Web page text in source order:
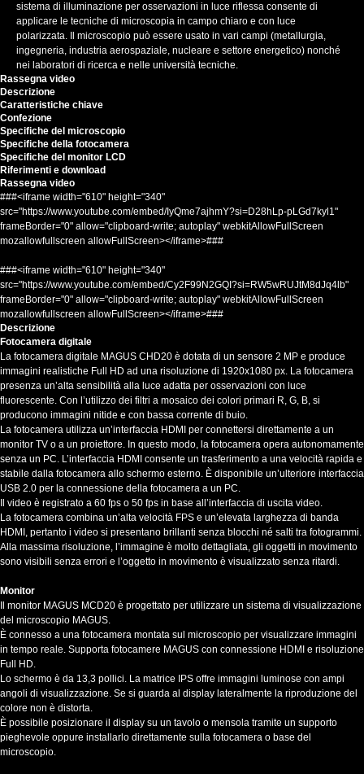
sistema di illuminazione per osservazioni in luce riflessa consente di
applicare le tecniche di microscopia in campo chiaro e con luce
polarizzata. Il microscopio può essere usato in vari campi (metallurgia,
ingegneria, industria aerospaziale, nucleare e settore energetico) nonché
nei laboratori di ricerca e nelle università tecniche.
Rassegna video
Descrizione
Caratteristiche chiave
Confezione
Specifiche del microscopio
Specifiche della fotocamera
Specifiche del monitor LCD
Riferimenti e download
Rassegna video
###<iframe width="610" height="340"
src="https://www.youtube.com/embed/IyQme7ajhmY?si=D28hLp-pLGd7kyl1"
frameBorder="0" allow="clipboard-write; autoplay" webkitAllowFullScreen
mozallowfullscreen allowFullScreen></iframe>###
###<iframe width="610" height="340"
src="https://www.youtube.com/embed/Cy2F99N2GQI?si=RW5wRUJtM8dJq4lb"
frameBorder="0" allow="clipboard-write; autoplay" webkitAllowFullScreen
mozallowfullscreen allowFullScreen></iframe>###
Descrizione
Fotocamera digitale
La fotocamera digitale MAGUS CHD20 è dotata di un sensore 2 MP e produce
immagini realistiche Full HD ad una risoluzione di 1920x1080 px. La fotocamera
presenza un’alta sensibilità alla luce adatta per osservazioni con luce
fluorescente. Con l’utilizzo dei filtri a mosaico dei colori primari R, G, B, si
producono immagini nitide e con bassa corrente di buio.
La fotocamera utilizza un’interfaccia HDMI per connettersi direttamente a un
monitor TV o a un proiettore. In questo modo, la fotocamera opera autonomamente
senza un PC. L’interfaccia HDMI consente un trasferimento a una velocità rapida e
stabile dalla fotocamera allo schermo esterno. È disponibile un’ulteriore interfaccia
USB 2.0 per la connessione della fotocamera a un PC.
Il video è registrato a 60 fps o 50 fps in base all’interfaccia di uscita video.
La fotocamera combina un’alta velocità FPS e un’elevata larghezza di banda
HDMI, pertanto i video si presentano brillanti senza blocchi né salti tra fotogrammi.
Alla massima risoluzione, l’immagine è molto dettagliata, gli oggetti in movimento
sono visibili senza errori e l’oggetto in movimento è visualizzato senza ritardi.
Monitor
Il monitor MAGUS MCD20 è progettato per utilizzare un sistema di visualizzazione
del microscopio MAGUS.
È connesso a una fotocamera montata sul microscopio per visualizzare immagini
in tempo reale. Supporta fotocamere MAGUS con connessione HDMI e risoluzione
Full HD.
Lo schermo è da 13,3 pollici. La matrice IPS offre immagini luminose con ampi
angoli di visualizzazione. Se si guarda al display lateralmente la riproduzione del
colore non è distorta.
È possibile posizionare il display su un tavolo o mensola tramite un supporto
pieghevole oppure installarlo direttamente sulla fotocamera o base del
microscopio.